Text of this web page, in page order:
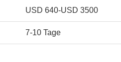
USD 640-USD 3500
7-10 Tage